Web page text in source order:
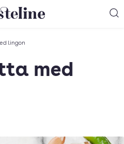
startsida
lingon
med